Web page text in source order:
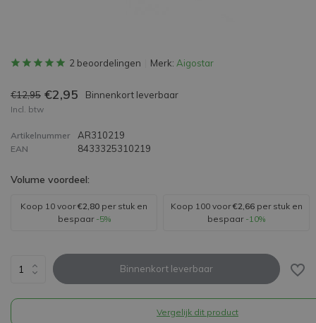
2 beoordelingen Merk: Aigostar
€12,95 €2,95 Binnenkort leverbaar
Incl. btw
Artikelnummer AR310219
EAN 8433325310219
Volume voordeel:
Koop 10 voor€2,80 per stuk en
bespaar -5%
Koop 100 voor€2,66per stuk en
bespaar -10%
Binnenkort leverbaar
Vergelijk dit product